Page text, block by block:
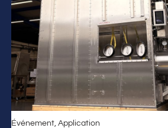
Événement ,Application